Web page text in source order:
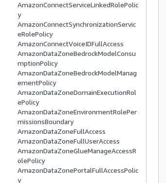
AmazonConnectServiceLinkedRolePolic
y
AmazonConnectSynchronizationServic
eRolePolicy
AmazonConnectVoiceIDFullAccess
AmazonDataZoneBedrockModelConsu
mptionPolicy
AmazonDataZoneBedrockModelManag
ementPolicy
AmazonDataZoneDomainExecutionRol
ePolicy
AmazonDataZoneEnvironmentRolePer
missionsBoundary
AmazonDataZoneFullAccess
AmazonDataZoneFullUserAccess
AmazonDataZoneGlueManageAccessR
olePolicy
AmazonDataZonePortalFullAccessPolic
y